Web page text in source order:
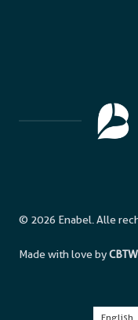
© 2026 Enabel. Alle
Made with love byCBTW
English